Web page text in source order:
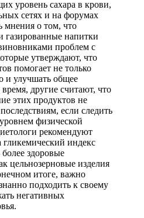
уровень сахара в крови,
сетях и на форумах
мнения о том, что
газированные напитки
проблем с
утверждают, что
помогает не только
и улучшать общее
другие считают, что
этих продуктов не
если следить
физической
рекомендуют
индекс
здоровые
цельнозерновые изделия
итоге, важно
подходить к своему
негативных